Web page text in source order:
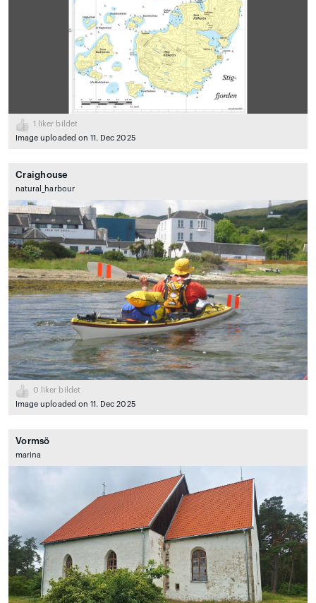
1
liker bildet
Image uploaded on 11. Dec 2025
Craighouse
natural_harbour
0 liker bildet
Image uploaded on 11. Dec 2025
Vormsö
marina